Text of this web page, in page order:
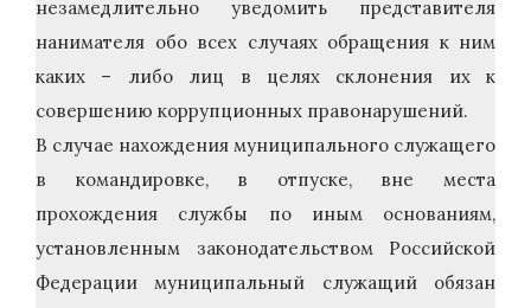
незамедлительно уведомить представителя
нанимателя обо всех случаях обращения к ним
каких – либо лиц в целях склонения их к
совершению коррупционных правонарушений.
В случае нахождения муниципального служащего
в командировке, в отпуске, вне места
прохождения службы по иным основаниям,
установленным законодательством Российской
Федерации муниципальный служащий обязан